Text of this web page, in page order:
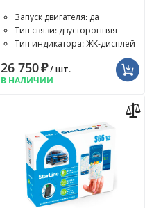
Запуск двигателя: да
Тип связи: двусторонняя
Тип индикатора: ЖК-дисплей
26 750₽/ шт.
В НАЛИЧИИ